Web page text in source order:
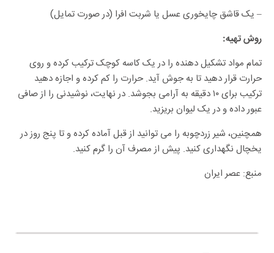
– یک قاشق چایخوری عسل یا شربت افرا (در صورت تمایل)
روش تهیه:
تمام مواد تشکیل دهنده را در یک کاسه کوچک ترکیب کرده و روی
حرارت قرار دهید تا به جوش آید. حرارت را کم کرده و اجازه دهید
ترکیب برای ۱۰ دقیقه به آرامی بجوشد. در نهایت، نوشیدنی را از صافی
عبور داده و در یک لیوان بریزید.
همچنین، شیر زردچوبه را می توانید از قبل آماده کرده و تا پنج روز در
یخچال نگهداری کنید. پیش از مصرف آن را گرم کنید.
منبع: عصر ایران